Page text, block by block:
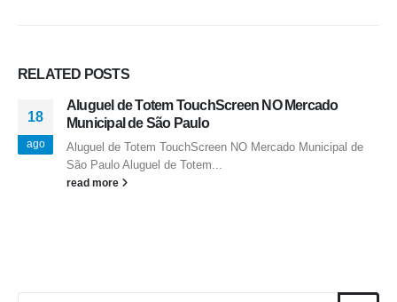
RELATED POSTS
18
ago
Aluguel de Totem TouchScreen NO Mercado
Municipal de São Paulo
Aluguel de Totem TouchScreen NO Mercado Municipal de
São Paulo Aluguel de Totem...
read more